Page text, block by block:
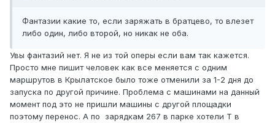
Фантазии какие то, если заряжать в братцево, то влезет
либо один, либо второй, но никак не оба.
Увы фантазий нет. Я не из той оперы если вам так кажется.
Просто мне пишит человек как все меняется с одним
маршрутов в Крылатское было тоже отменили за 1-2 дня до
запуска по другой причине. Проблема с машинами на данный
момент под это не пришли машины с другой площадки
поэтому перенос. А по зарядкам 267 в парке хотели Т в